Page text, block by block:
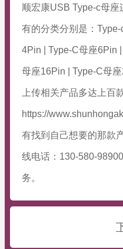
顺宏康USB Type-c母
有的分类分别是：
4Pin | Type-C母座6Pin
母座16Pin | Type-C母
上传相关产品多达上百
https://
有找到自己想要的那款
线电话：130-580-
务。